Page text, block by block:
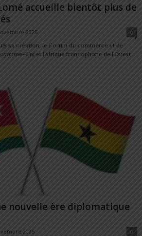
accueille bientôt plus de
2025
0
sa création, le Forum du commerce et de
Uni et l’Afrique francophone de l’Ouest
nouvelle ère diplomatique
2025
0